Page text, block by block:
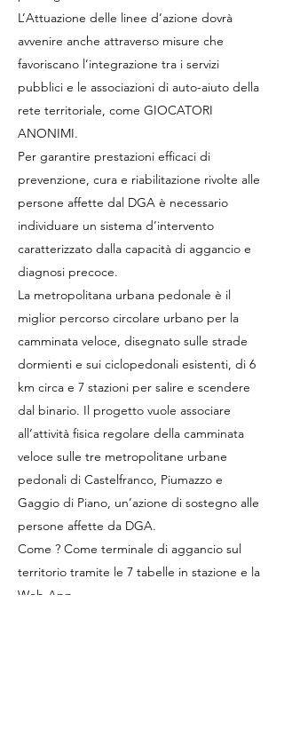
L’Attuazione delle linee d’azione dovrà
avvenire anche attraverso misure che
favoriscano l’integrazione tra i servizi
pubblici e le associazioni di auto-aiuto della
rete territoriale, come GIOCATORI
ANONIMI.
Per garantire prestazioni efficaci di
prevenzione, cura e riabilitazione rivolte alle
persone affette dal DGA è necessario
individuare un sistema d’intervento
caratterizzato dalla capacità di aggancio e
diagnosi precoce.
La metropolitana urbana pedonale è il
miglior percorso circolare urbano per la
camminata veloce, disegnato sulle strade
dormienti e sui ciclopedonali esistenti, di 6
km circa e 7 stazioni per salire e scendere
dal binario. Il progetto vuole associare
all’attività fisica regolare della camminata
veloce sulle tre metropolitane urbane
pedonali di Castelfranco, Piumazzo e
Gaggio di Piano, un’azione di sostegno alle
persone affette da DGA.
Come ? Come terminale di aggancio sul
territorio tramite le 7 tabelle in stazione e la
Web App.